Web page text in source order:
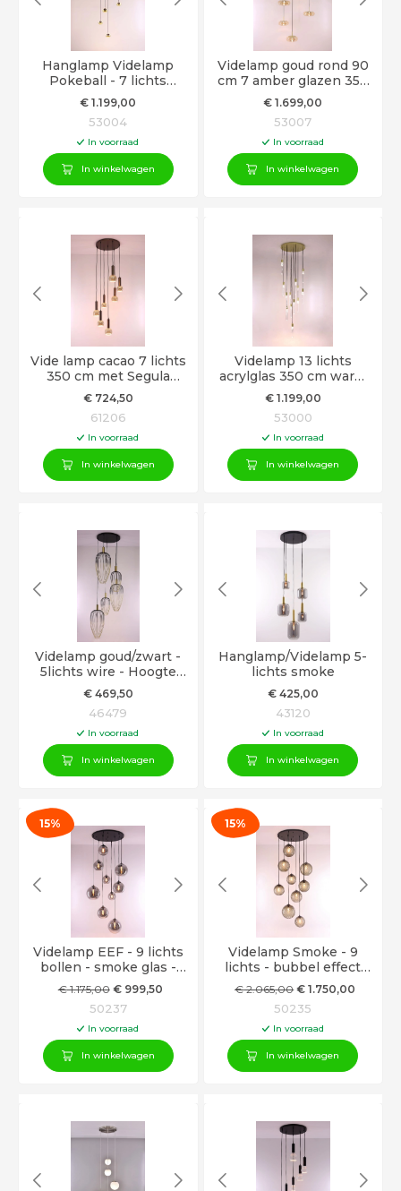
Hanglamp Videlamp
Pokeball - 7 lichts
350cm - Goud met zwart
€ 1.199,00
53004
In voorraad
In winkelwagen
Videlamp goud rond 90
cm 7 amber glazen 350
cm
€ 1.699,00
53007
In voorraad
In winkelwagen
Vide lamp cacao 7 lichts
350 cm met Segula
lichtbronnen
€724,50
61206
In voorraad
In winkelwagen
Videlamp 13 lichts
acrylglas 350 cm warm
wit dimbaar
€1.199,00
53000
In voorraad
In winkelwagen
Videlamp goud/zwart -
5lichts wire - Hoogte
350cm
€469,50
46479
In voorraad
In winkelwagen
Hanglamp/Videlamp 5-
lichts smoke
€425,00
43120
In voorraad
In winkelwagen
15%
Videlamp EEF - 9 lichts
bollen - smoke glas -
max 350cm
€1.175,00 €999,50
50237
In voorraad
In winkelwagen
15%
Videlamp Smoke - 9
lichts - bubbel effect
glazen - max 350cm
€2.065,00 € 1.750,00
50235
In voorraad
In winkelwagen